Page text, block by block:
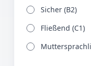
Sicher (B2)
Fließend (C1)